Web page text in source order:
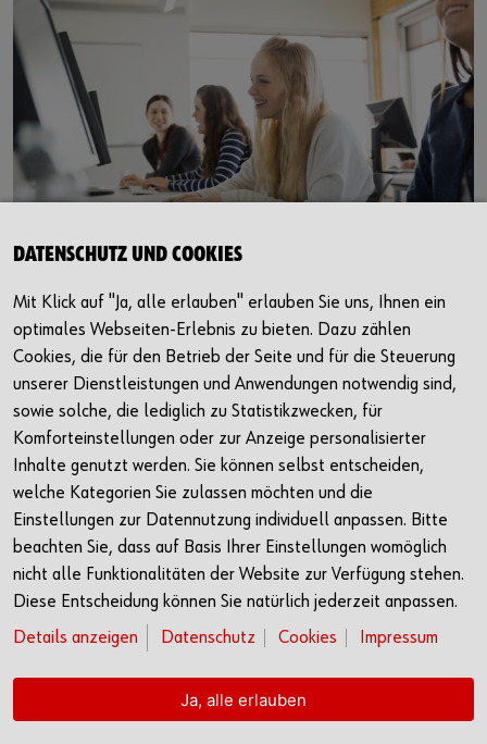
Wirtschaftskompetenzstudie
Ökonomische Kompetenzen und
Einstellungen
Wie wirkt sich das Fach Wirtschaft/Berufs- und
Studienorientierung seit seiner Einführung in Baden-
Württemberg auf die Kompetenzen der Jugendlichen aus?
Ergebnisse der Studie!
Stiftung Würth
Informationen zu weiteren Aktivitäten der Stiftung
DATENSCHUTZ UND COOKIES
Mit Klick auf "Ja, alle erlauben" erlauben Sie uns, Ihnen ein
optimales Webseiten-Erlebnis zu bieten. Dazu zählen
Cookies, die für den Betrieb der Seite und für die Steuerung
unserer Dienstleistungen und Anwendungen notwendig sind,
sowie solche, die lediglich zu Statistikzwecken, für
Komforteinstellungen oder zur Anzeige personalisierter
Inhalte genutzt werden. Sie können selbst entscheiden,
welche Kategorien Sie zulassen möchten und die
Einstellungen zur Datennutzung individuell anpassen. Bitte
beachten Sie, dass auf Basis Ihrer Einstellungen womöglich
nicht alle Funktionalitäten der Website zur Verfügung stehen.
Diese Entscheidung können Sie natürlich jederzeit anpassen.
Details anzeigen
Datenschutz Cookies Impressum
Ja, alle erlauben